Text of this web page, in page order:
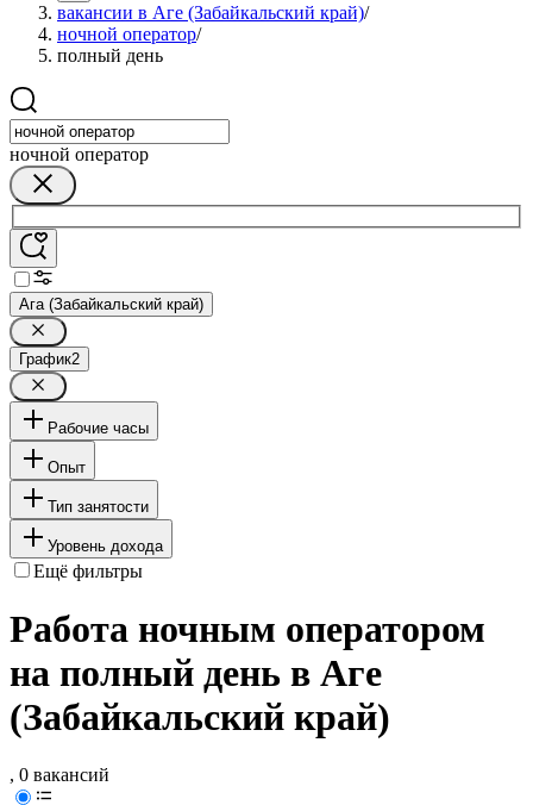
вакансии в Аге (Забайкальский край)/
ночной оператор/
полный день
ночной оператор
Ага (Забайкальский край)
График2
Рабочие часы
Опыт
Тип занятости
Уровень дохода
Ещё фильтры
Работа ночным оператором
на полный день в Аге
(Забайкальский край)
, 0 вакансий